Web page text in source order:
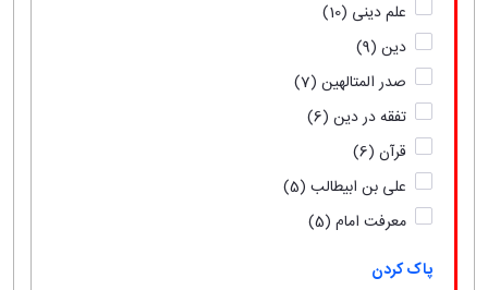
علم دینی (10)
دین (9)
صدر المتالهین (7)
تفقه در دین (6)
قرآن (6)
علی بن ابیطالب (5)
معرفت امام (5)
پاک کردن